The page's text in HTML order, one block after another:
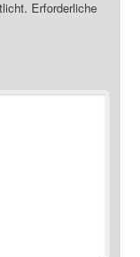
Erforderliche